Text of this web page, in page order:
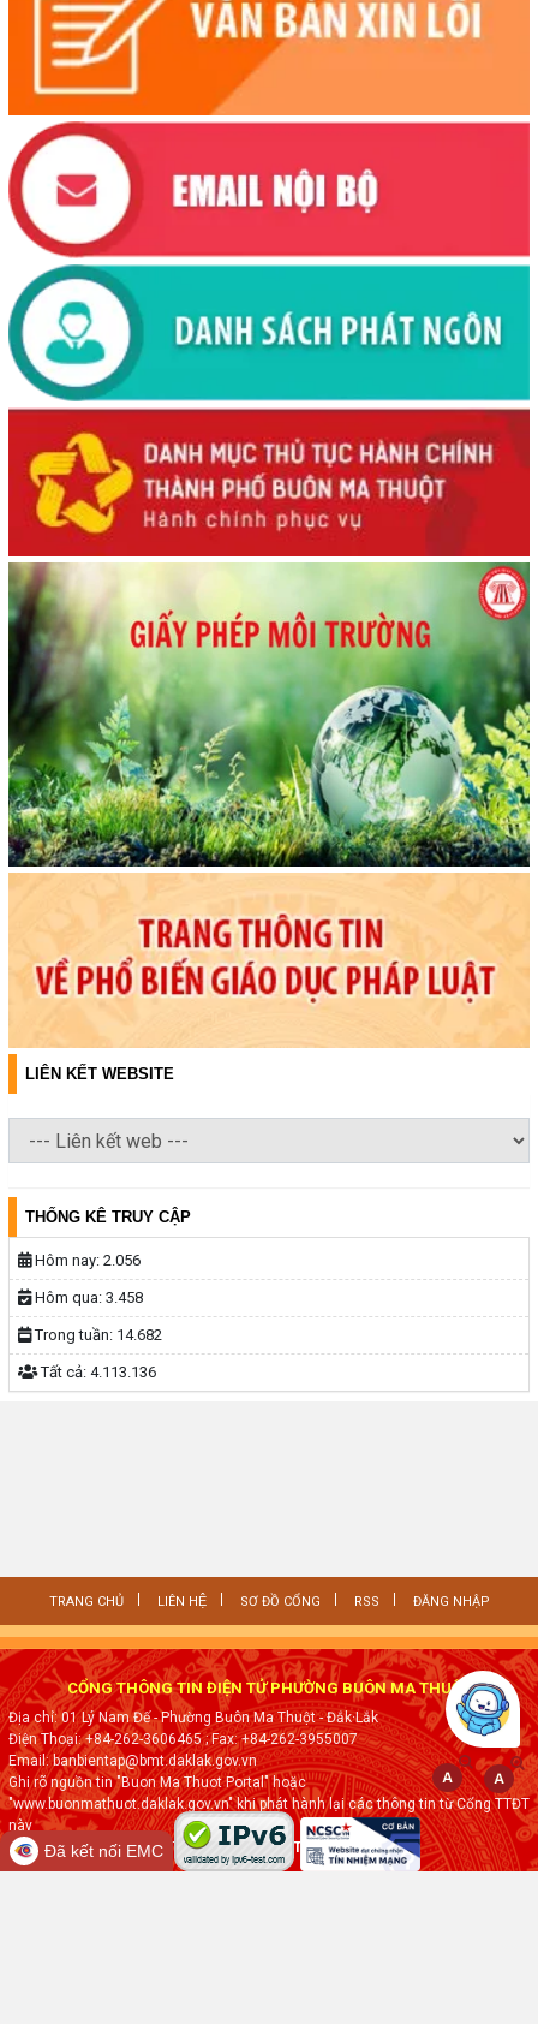
LIÊN KẾT WEBSITE
THỐNG KÊ TRUY CẬP
Hôm nay: 2.056
Hôm qua: 3.458
Trong tuần: 14.682
Tất cả: 4.113.136
TRANG CHỦ LIÊN HỆ SƠ ĐỒ CỔNG RSS ĐĂNG NHẬP
CỔNG THÔNG TIN ĐIỆN TỬ PHƯỜNG BUÔN MA THUỘT
Địa chỉ: 01 Lý Nam Đế - Phường Buôn Ma Thuột - Đắk·Lắk
Điện Thoại: +84-262-3606465; Fax:+84-262-3955007
Email: banbientap@bmt.daklak.gov.vn
Ghi rõ nguồn tin "Buon Ma Thuot Portal" hoặc
"www.buonmathuot.daklak.gov.vn" khi phát hành lại các thông tin từ Cổng TTĐT
này
Thực hiện bởiVNPT ĐẮK LẮK
Đã kết nối EMC